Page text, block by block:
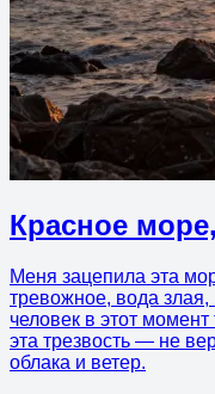
Красное
Меня зацепила эта
тревожное, вода злая,
человек в этот
эта трезвость — не
облака и ветер.